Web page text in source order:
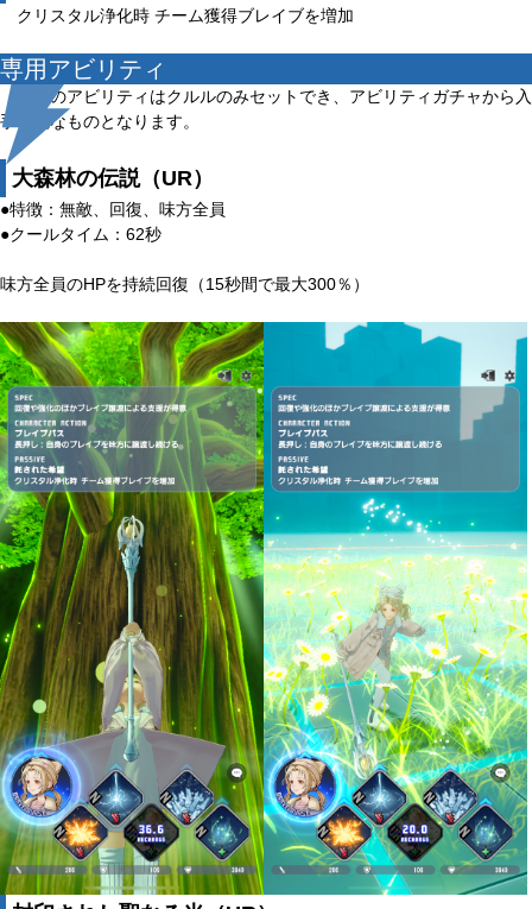
クリスタル浄化時 チーム獲得ブレイブを増加
専用アビリティ
以下のアビリティはクルルのみセットでき、アビリティガチャから入
手可能なものとなります。
大森林の伝説（UR）
●特徴：無敵、回復、味方全員
●クールタイム：62秒
味方全員のHPを持続回復（15秒間で最大300％）